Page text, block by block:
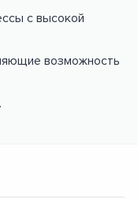
с высокой
возможность